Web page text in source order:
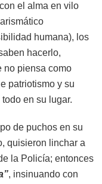
el alma en vilo
humana), los
hacerlo,
no piensa como
patriotismo y su
en su lugar.
de puchos en su
quisieron linchar a
la Policía; entonces
, insinuando con